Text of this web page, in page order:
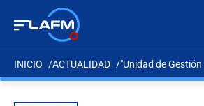
INICIO ACTUALIDAD "Unidad de